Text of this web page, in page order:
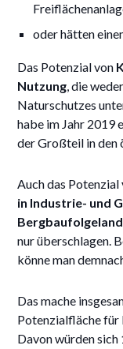
oder hätten
Das Potenzial von
Nutzung, die
Naturschutzes
habe im Jahr 2019
der Großteil in den
Auch das Potenzial
in Industrie- und
nur überschlagen.
könne man
Das mache
Potenzialfläche für
Davon würden